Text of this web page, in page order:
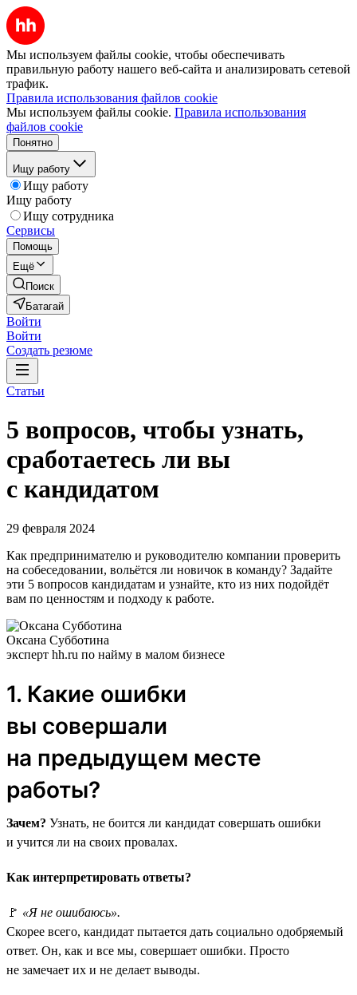
Мы используем файлы cookie, чтобы обеспечивать
правильную работу нашего веб-сайта и анализировать сетевой
трафик.
Правила использования файлов cookie
Мы используем файлы cookie. Правила использования
файлов cookie
Понятно
Ищу работу
Ищу работу
Ищу работу
Ищу сотрудника
Сервисы
Помощь
Ещё
Поиск
Батагай
Войти
Войти
Создать резюме
Статьи
5 вопросов, чтобы узнать,
сработаетесь ли вы
с кандидатом
29 февраля 2024
Как предпринимателю и руководителю компании проверить
на собеседовании, вольётся ли новичок в команду? Задайте
эти 5 вопросов кандидатам и узнайте, кто из них подойдёт
вам по ценностям и подходу к работе.
Оксана Субботина
эксперт hh.ru по найму в малом бизнесе
1. Какие ошибки
вы совершали
на предыдущем месте
работы?
Зачем? Узнать, не боится ли кандидат совершать ошибки
и учится ли на своих провалах.
Как интерпретировать ответы?
🚩 «Я не ошибаюсь».
Скорее всего, кандидат пытается дать социально одобряемый
ответ. Он, как и все мы, совершает ошибки. Просто
не замечает их и не делает выводы.